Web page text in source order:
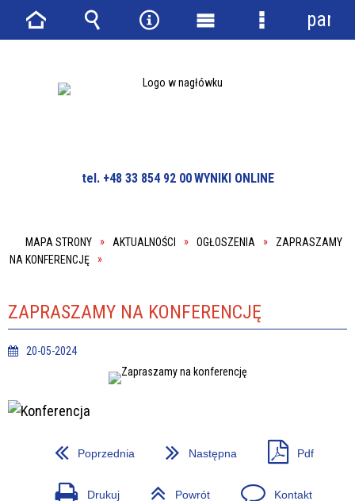
tel. +48 33 854 92 00WYNIKI ONLINE
MAPA STRONY AKTUALNOŚCI OGŁOSZENIA
ZAPRASZAMY
NA KONFERENCJĘ
ZAPRASZAMY NA KONFERENCJĘ
20-05-2024
Poprzednia Następna Pdf
Drukuj Powrót Kontakt
StronaWyszukiwarka
Narzędzia
Menu Menu
panel